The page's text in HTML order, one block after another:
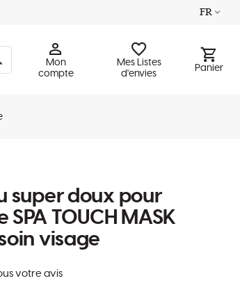
FR
Mon
compte
Mes Listes
d'envies
Panier
super doux pour
SPA TOUCH MASK
soin visage
votre avis